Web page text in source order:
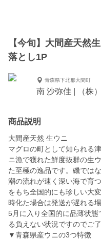
【今旬】大間産天然
落とし1P
青森県下北郡大間町
南 沙弥佳 | （株
商品説明
大間産天然 生ウニ
マグロの町として知られる
ニ漁で獲れた鮮度抜群の生
た至極の逸品です。磯では
潮の流れが速く深い海で育
をもち全国的にも珍しい大
時化た場合は発送が遅れる
5月に入り全国的に品薄状
る負えない状況ですのでご
▼青森県産ウニの3つ特徴